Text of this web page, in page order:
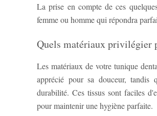
La prise en compte de ces
femme ou homme qui répondra
Quels matériaux privilégier
Les matériaux de votre tunique
apprécié pour sa douceur, tandis
durabilité. Ces tissus sont faciles
pour maintenir une hygiène parfaite.